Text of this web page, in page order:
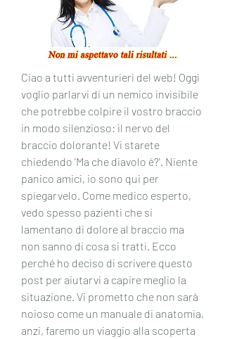
Ciao a tutti avventurieri del web! Oggi
voglio parlarvi di un nemico invisibile
che potrebbe colpire il vostro braccio
in modo silenzioso: il nervo del
braccio dolorante! Vi starete
chiedendo 'Ma che diavolo è?'. Niente
panico amici, io sono qui per
spiegarvelo. Come medico esperto,
vedo spesso pazienti che si
lamentano di dolore al braccio ma
non sanno di cosa si tratti. Ecco
perché ho deciso di scrivere questo
post per aiutarvi a capire meglio la
situazione. Vi prometto che non sarà
noioso come un manuale di anatomia,
anzi, faremo un viaggio alla scoperta